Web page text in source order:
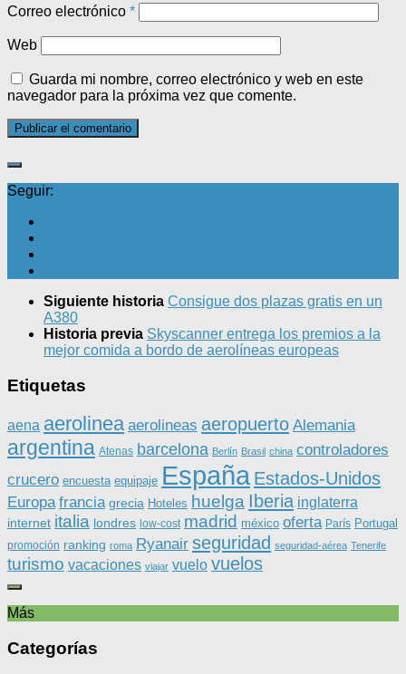
Correo electrónico *
Web
Guarda mi nombre, correo electrónico y web en este
navegador para la próxima vez que comente.
Seguir:
Siguiente historia Consigue dos plazas gratis en un
A380
Historia previa Skyscanner entrega los premios a la
mejor comida a bordo de aerolíneas europeas
Etiquetas
aena aerolinea aerolineas aeropuerto Alemania
argentina Atenas barcelona Berlín Brasil china controladores
crucero encuesta equipaje España Estados-Unidos
Europa francia grecia Hoteles huelga Iberia inglaterra
internet italia londres low-cost madrid méxico oferta París Portugal
promoción ranking roma Ryanair seguridad seguridad-aérea Tenerife
turismo vacaciones viajar vuelo vuelos
Más
Categorías